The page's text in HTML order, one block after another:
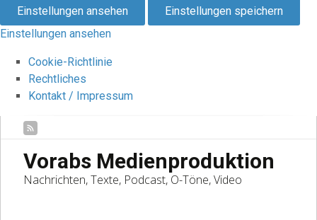
Einstellungen ansehen
Einstellungen speichern
Einstellungen ansehen
Cookie-Richtlinie
Rechtliches
Kontakt / Impressum
Vorabs Medienproduktion
Nachrichten, Texte, Podcast, O-Töne, Video